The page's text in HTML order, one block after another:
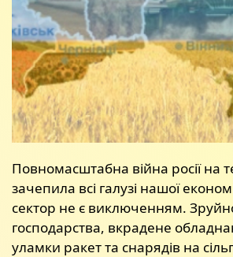
Повномасштабна війна росії на
зачепила всі галузі нашої
сектор не є виключенням.
господарства, вкрадене
уламки ракет та снарядів на